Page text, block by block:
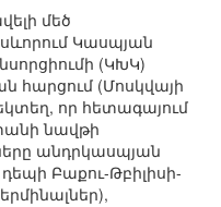
մեծ
Կասպյան
(ԿԽԿ)
հարցում (Մոսկվայի
որ հետագայում
նավթի
անդրկասպյան
Բաքու-Թբիլիսի-